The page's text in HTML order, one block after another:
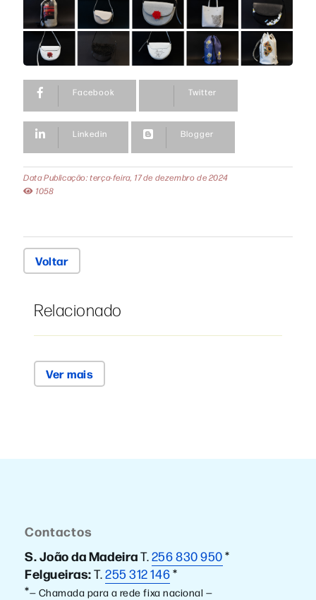
Facebook Twitter
Linkedin Blogger
Data Publicação: terça-feira, 17 de dezembro de 2024
1058
Voltar
Relacionado
Ver mais
Contactos
S. João da MadeiraT.256 830 950*
Felgueiras:T.255 312 146*
*— Chamada para a rede fixa nacional —